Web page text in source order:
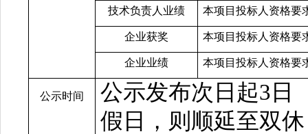
技术负责人业绩 本项目投标人资格要
企业获奖 本项目投标人资格要
企业业绩 本项目投标人资格要
公示时间 公示发布次日起3日
假日，则顺延至双